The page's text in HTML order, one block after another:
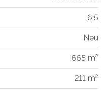
6.5
Neu
665 m²
211 m²